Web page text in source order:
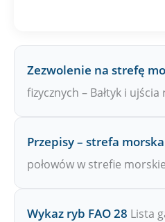
Zezwolenie na strefę
fizycznych – Bałtyk i ujścia
Przepisy – strefa morska
połowów w strefie
Wykaz ryb FAO 28 Lista